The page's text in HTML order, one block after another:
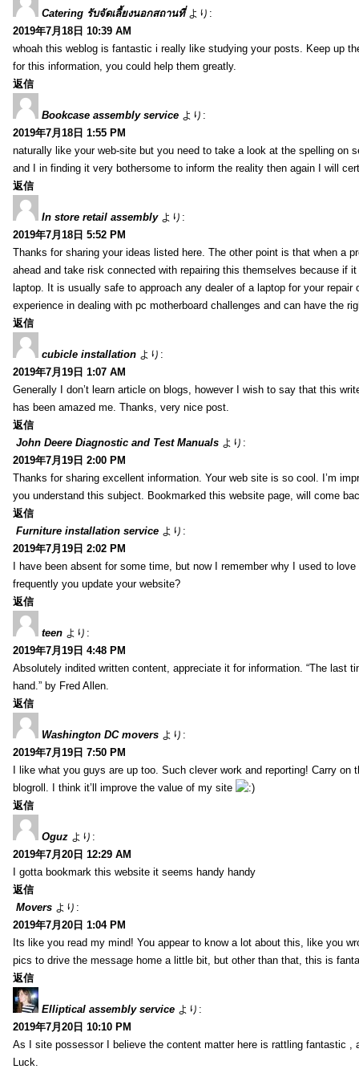
Catering รับจัดเลี้ยงนอกสถานที่ より:
2019年7月18日 10:39 AM
whoah this weblog is fantastic i really like studying your posts. Keep up
for this information, you could help them greatly.
返信
Bookcase assembly service より:
2019年7月18日 1:55 PM
naturally like your web-site but you need to take a look at the spelling on
and I in finding it very bothersome to inform the reality then again I will
返信
In store retail assembly より:
2019年7月18日 5:52 PM
Thanks for sharing your ideas listed here. The other point is that when a
ahead and take risk connected with repairing this themselves because if
laptop. It is usually safe to approach any dealer of a laptop for your
experience in dealing with pc motherboard challenges and can have the
返信
cubicle installation より:
2019年7月19日 1:07 AM
Generally I don’t learn article on blogs, however I wish to say that this
has been amazed me. Thanks, very nice post.
返信
John Deere Diagnostic and Test Manuals より:
2019年7月19日 2:00 PM
Thanks for sharing excellent information. Your web site is so cool. I’m
you understand this subject. Bookmarked this website page, will come
返信
Furniture installation service より:
2019年7月19日 2:02 PM
I have been absent for some time, but now I remember why I used to
frequently you update your website?
返信
teen より:
2019年7月19日 4:48 PM
Absolutely indited written content, appreciate it for information. “The last
hand.” by Fred Allen.
返信
Washington DC movers より:
2019年7月19日 7:50 PM
I like what you guys are up too. Such clever work and reporting! Carry
blogroll. I think it’ll improve the value of my site
返信
Oguz より:
2019年7月20日 12:29 AM
I gotta bookmark this website it seems handy handy
返信
Movers より:
2019年7月20日 1:04 PM
Its like you read my mind! You appear to know a lot about this, like you
pics to drive the message home a little bit, but other than that, this is
返信
Elliptical assembly service より:
2019年7月20日 10:10 PM
As I site possessor I believe the content matter here is rattling fantastic ,
Luck.